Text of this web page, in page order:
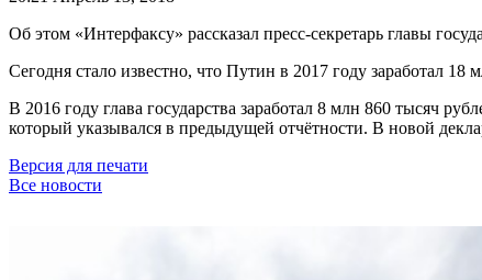
Об этом «Интерфаксу» рассказал пресс-секретарь главы
Сегодня стало известно, что Путин в 2017 году заработал 18
В 2016 году глава государства заработал 8 млн 860 тысяч
который указывался в предыдущей отчётности. В новой
Версия для печати
Все новости